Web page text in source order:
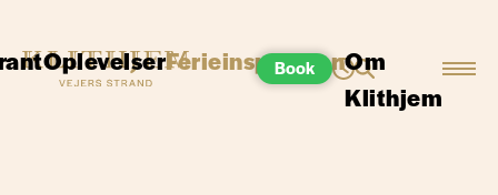
Book
OplevelserFerieinspirationOm
Klithjem